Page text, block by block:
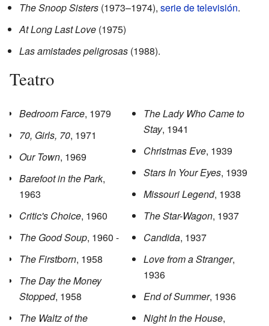
The Snoop Sisters (1973–1974), serie de televisión.
At Long Last Love (1975)
Las amistades peligrosas (1988).
Teatro
Bedroom Farce, 1979
70, Girls, 70, 1971
Our Town, 1969
Barefoot in the Park,
1963
Critic's Choice, 1960
The Good Soup, 1960 -
The Firstborn, 1958
The Day the Money
Stopped, 1958
The Waltz of the
The Lady Who Came to
Stay, 1941
Christmas Eve, 1939
Stars In Your Eyes, 1939
Missouri Legend, 1938
The Star-Wagon, 1937
Candida, 1937
Love from a Stranger,
1936
End of Summer, 1936
Night In the House,